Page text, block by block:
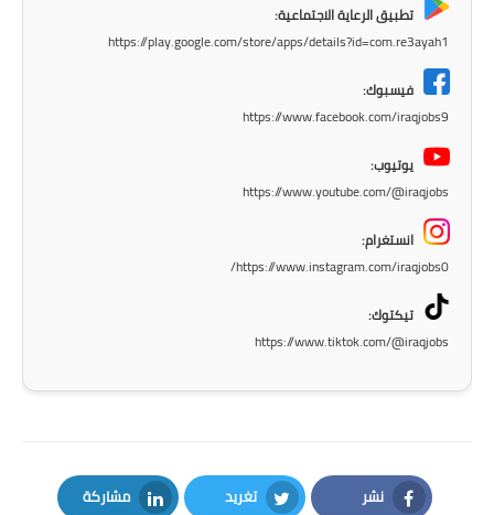
المرحلة الاعدادية
المرحلة المتوسطة
مواضيع انشاء
تطبيق الرعاية الاجتماعية:
https://play.google.com/store/apps/details?id=com.re3ayah1
فيسبوك:
https://www.facebook.com/iraqjobs9
يوتيوب:
https://www.youtube.com/@iraqjobs
انستغرام:
https://www.instagram.com/iraqjobs0/
تيكتوك:
https://www.tiktok.com/@iraqjobs
نشر تغريد مشاركة